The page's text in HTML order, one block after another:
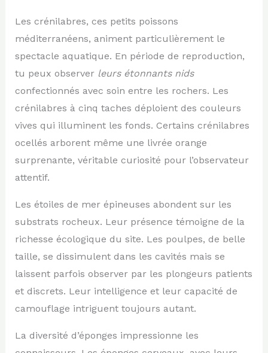
Les crénilabres, ces petits poissons
méditerranéens, animent particulièrement le
spectacle aquatique. En période de reproduction,
tu peux observer leurs étonnants nids
confectionnés avec soin entre les rochers. Les
crénilabres à cinq taches déploient des couleurs
vives qui illuminent les fonds. Certains crénilabres
ocellés arborent même une livrée orange
surprenante, véritable curiosité pour l’observateur
attentif.
Les étoiles de mer épineuses abondent sur les
substrats rocheux. Leur présence témoigne de la
richesse écologique du site. Les poulpes, de belle
taille, se dissimulent dans les cavités mais se
laissent parfois observer par les plongeurs patients
et discrets. Leur intelligence et leur capacité de
camouflage intriguent toujours autant.
La diversité d’éponges impressionne les